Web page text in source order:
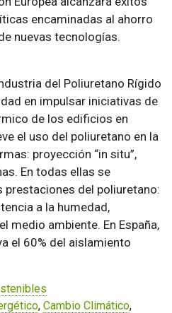
encaminadas al ahorro
nuevas tecnologías.
del Poliuretano Rígido
en impulsar iniciativas de
de los edificios en
el uso del poliuretano en la
proyección “in situ”,
En todas ellas se
prestaciones del poliuretano:
a la humedad,
medio ambiente. En España,
el 60% del aislamiento
, Cambio Climático,